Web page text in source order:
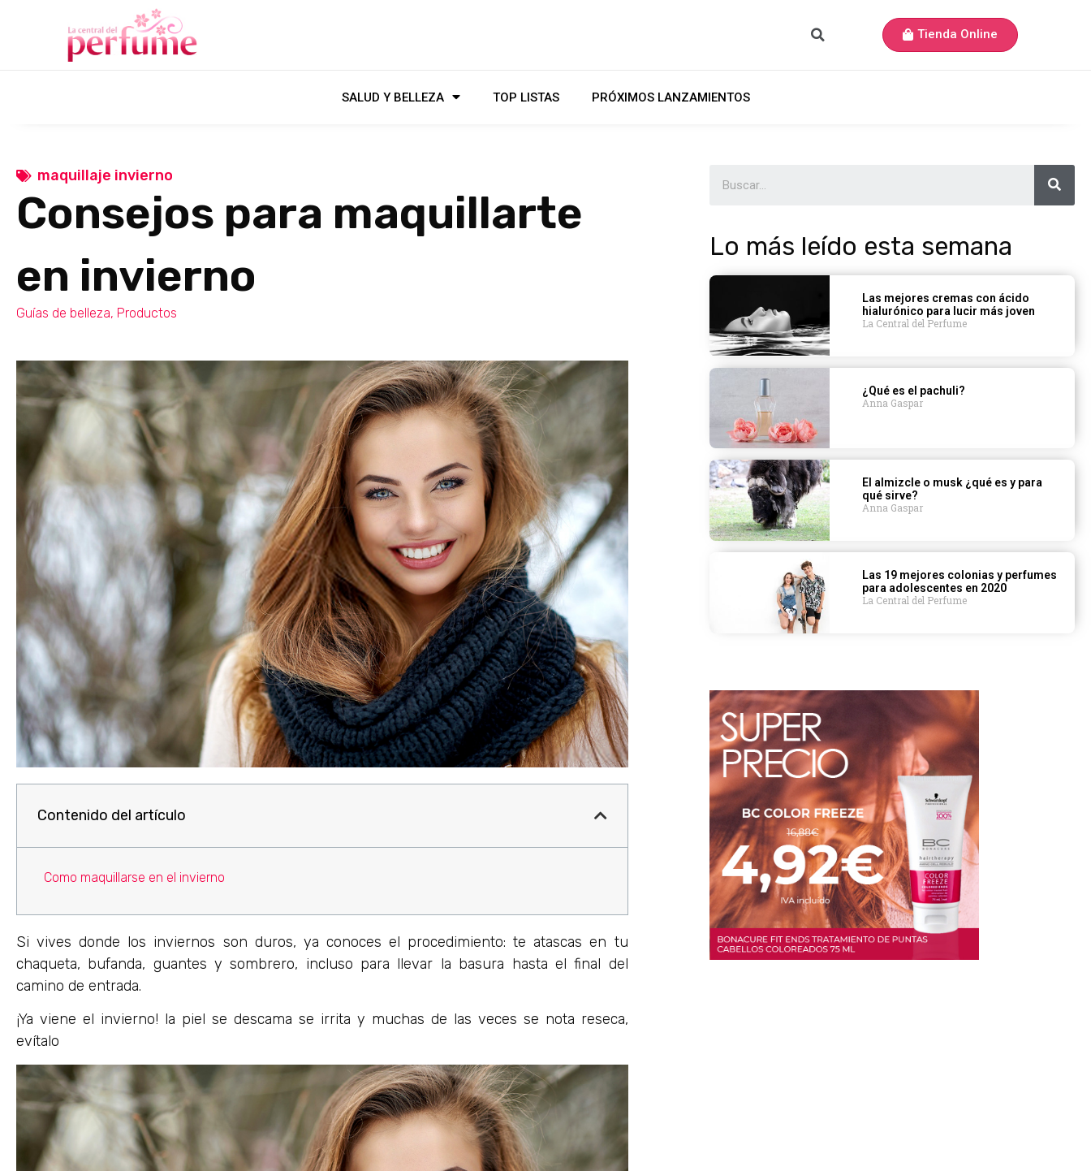
Tienda Online
SALUD Y BELLEZA TOP LISTAS PRÓXIMOS LANZAMIENTOS
maquillaje invierno
Consejos para maquillarte
en invierno
Guías de belleza, Productos
Contenido del artículo
Como maquillarse en el invierno
Si vives donde los inviernos son duros, ya conoces el procedimiento: te atascas en tu
chaqueta, bufanda, guantes y sombrero, incluso para llevar la basura hasta el final del
camino de entrada.
¡Ya viene el invierno! la piel se descama se irrita y muchas de las veces se nota reseca,
evítalo
Lo más leído esta semana
Las mejores cremas con ácido
hialurónico para lucir más joven
La Central del Perfume
¿Qué es el pachuli?
Anna Gaspar
El almizcle o musk ¿qué es y para
qué sirve?
Anna Gaspar
Las 19 mejores colonias y perfumes
para adolescentes en 2020
La Central del Perfume